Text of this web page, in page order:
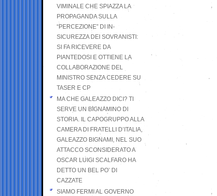
VIMINALE CHE SPIAZZA LA
PROPAGANDA SULLA
“PERCEZIONE” DI IN-
SICUREZZA DEI SOVRANISTI:
SI FA RICEVERE DA
PIANTEDOSI E OTTIENE LA
COLLABORAZIONE DEL
MINISTRO SENZA CEDERE SU
TASER E CP
MA CHE GALEAZZO DICI? TI
SERVE UN BIGNAMINO DI
STORIA. IL CAPOGRUPPO ALLA
CAMERA DI FRATELLI D’ITALIA,
GALEAZZO BIGNAMI, NEL SUO
ATTACCO SCONSIDERATO A
OSCAR LUIGI SCALFARO HA
DETTO UN BEL PO’ DI
CAZZATE
SIAMO FERMI AL GOVERNO